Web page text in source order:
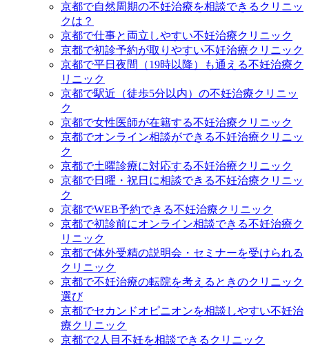
京都で自然周期の不妊治療を相談できるクリニッ
クは？
京都で仕事と両立しやすい不妊治療クリニック
京都で初診予約が取りやすい不妊治療クリニック
京都で平日夜間（19時以降）も通える不妊治療ク
リニック
京都で駅近（徒歩5分以内）の不妊治療クリニッ
ク
京都で女性医師が在籍する不妊治療クリニック
京都でオンライン相談ができる不妊治療クリニッ
ク
京都で土曜診療に対応する不妊治療クリニック
京都で日曜・祝日に相談できる不妊治療クリニッ
ク
京都でWEB予約できる不妊治療クリニック
京都で初診前にオンライン相談できる不妊治療ク
リニック
京都で体外受精の説明会・セミナーを受けられる
クリニック
京都で不妊治療の転院を考えるときのクリニック
選び
京都でセカンドオピニオンを相談しやすい不妊治
療クリニック
京都で2人目不妊を相談できるクリニック